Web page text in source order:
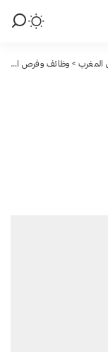
المغرب > وظائف وفرص العمل بمدينة أكادير